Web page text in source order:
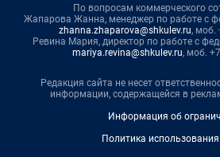
По вопросам коммерческого
Жапарова Жанна, менеджер по работе с
zhanna.zhaparova@shkulev.ru, моб.
Ревина Мария, директор по работе с
mariya.revina@shkulev.ru, моб.
Редакция сайта не несет
информации, содержащейся в
Информация об
Политика